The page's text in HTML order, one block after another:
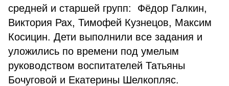
средней и старшей групп: Фёдор Галкин,
Виктория Рах, Тимофей Кузнецов, Максим
Косицин. Дети выполнили все задания и
уложились по времени под умелым
руководством воспитателей Татьяны
Бочуговой и Екатерины Шелкопляс.